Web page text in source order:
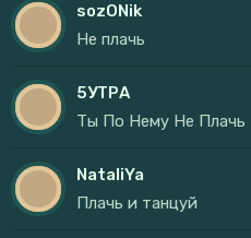
sozONik
Не плачь
5УТРА
Ты По Нему Не Плачь
NataliYa
Плачь и танцуй